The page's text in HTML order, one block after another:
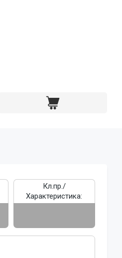
Кл.пр./
Характеристика: